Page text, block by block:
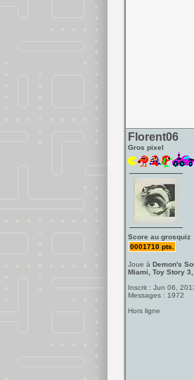
Florent06
Gros pixel
Score au grosquiz
0001710 pts.
Joue à Demon's
Miami, Toy Story
Inscrit : Jun 06,
Messages : 1972
Hors ligne